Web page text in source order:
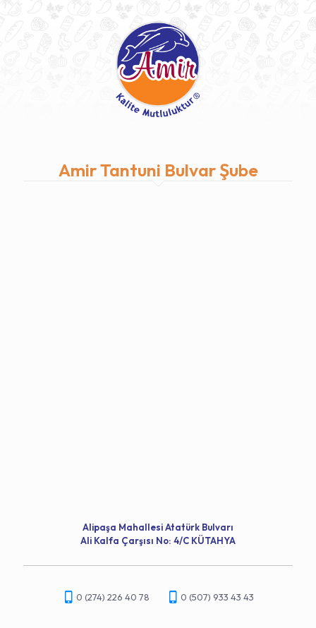
Amir Tantuni Bulvar Şube
Alipaşa Mahallesi Atatürk Bulvarı
Ali Kalfa Çarşısı No: 4/C KÜTAHYA
0 (274) 226 40 78 0 (507) 933 43 43